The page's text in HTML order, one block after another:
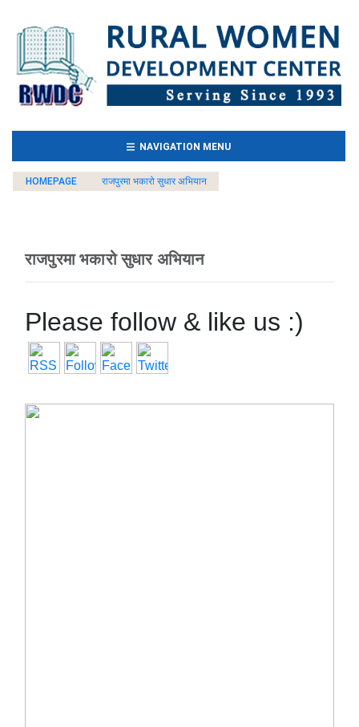
NAVIGATION MENU(CURRENT)
HOMEPAGE राजपुरमा भकारो सुधार अभियान
राजपुरमा भकारो सुधार अभियान
Please follow & like us :)